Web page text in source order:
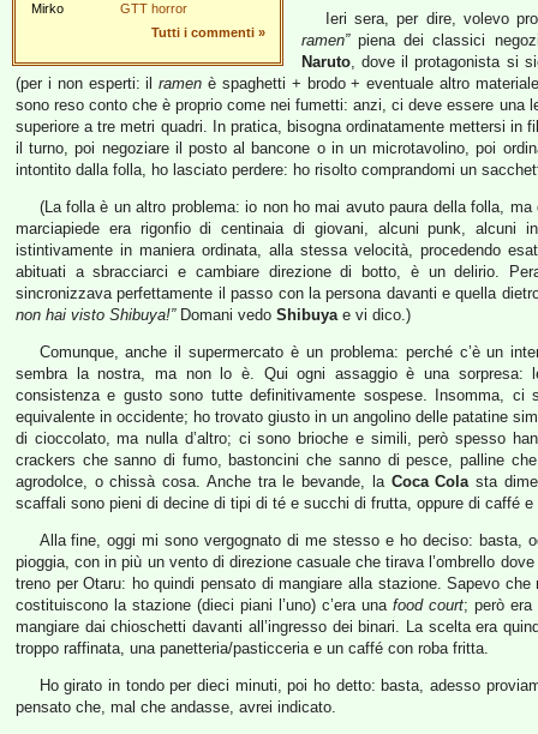
Mirko
GTT horror
Tutti i commenti »
Ieri sera, per dire, volevo
ramen”piena dei classici
Naruto, dove il protagonista si
(per i non esperti: ilramen è spaghetti + brodo + eventuale altro
sono reso conto che è proprio come nei fumetti: anzi, ci deve essere una
superiore a tre metri quadri. In pratica, bisogna ordinatamente mettersi in
il turno, poi negoziare il posto al bancone o in un microtavolino, poi
intontito dalla folla, ho lasciato perdere: ho risolto comprandomi un
(La folla è un altro problema: io non ho mai avuto paura della folla,
marciapiede era rigonfio di centinaia di giovani, alcuni punk,
istintivamente in maniera ordinata, alla stessa velocità, procedendo
abituati a sbracciarci e cambiare direzione di botto, è un delirio.
sincronizzava perfettamente il passo con la persona davanti e quella
non hai visto Shibuya!”Domani vedo Shibuyae vi dico.)
Comunque, anche il supermercato è un problema: perché c’è un
sembra la nostra, ma non lo è. Qui ogni assaggio è una sorpresa:
consistenza e gusto sono tutte definitivamente sospese. Insomma,
equivalente in occidente; ho trovato giusto in un angolino delle patatine
di cioccolato, ma nulla d’altro; ci sono brioche e simili, però spesso
crackers che sanno di fumo, bastoncini che sanno di pesce, palline
agrodolce, o chissà cosa. Anche tra le bevande, la Coca Colasta
scaffali sono pieni di decine di tipi di té e succhi di frutta, oppure di caffé
Alla fine, oggi mi sono vergognato di me stesso e ho deciso: basta,
pioggia, con in più un vento di direzione casuale che tirava l’ombrello
treno per Otaru: ho quindi pensato di mangiare alla stazione. Sapevo
costituiscono la stazione (dieci piani l’uno) c’era una food court; però
mangiare dai chioschetti davanti all’ingresso dei binari. La scelta era
troppo raffinata, una panetteria/pasticceria e un caffé con roba fritta.
Ho girato in tondo per dieci minuti, poi ho detto: basta, adesso
pensato che, mal che andasse, avrei indicato.